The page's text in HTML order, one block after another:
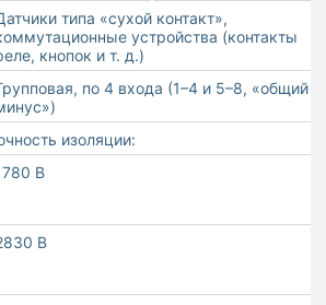
типа «сухой контакт»,
устройства (контакты
кнопок и т. д.)
по 4 входа (1–4 и 5–8, «общий
изоляции:
В
В